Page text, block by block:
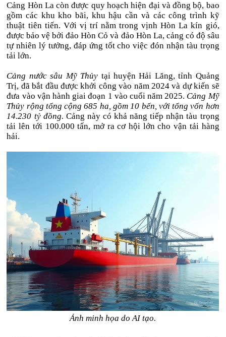
Cảng Hòn La còn được quy hoạch hiện đại và đồng bộ, bao
gồm các khu kho bãi, khu hậu cần và các công trình kỹ
thuật tiên tiến. Với vị trí nằm trong vịnh Hòn La kín gió,
được bảo vệ bởi đảo Hòn Cỏ và đảo Hòn La, cảng có độ sâu
tự nhiên lý tưởng, đáp ứng tốt cho việc đón nhận tàu trọng
tải lớn.
Cảng nước sâu Mỹ Thủy tại huyện Hải Lăng, tỉnh Quảng
Trị, đã bắt đầu được khởi công vào năm 2024 và dự kiến sẽ
đưa vào vận hành giai đoạn 1 vào cuối năm 2025. Cảng Mỹ
Thủy rộng tổng cộng 685 ha, gồm 10 bến, với tổng vốn hơn
14.230 tỷ đồng. Cảng này có khả năng tiếp nhận tàu trọng
tải lên tới 100.000 tấn, mở ra cơ hội lớn cho vận tải hàng
hải.
Ảnh minh họa do AI tạo.